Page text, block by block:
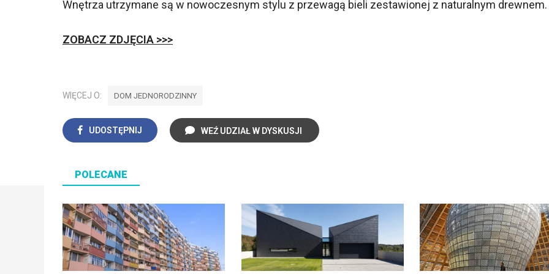
Wnętrza utrzymane są w nowoczesnym stylu z przewagą bieli zestawionej z naturalnym drewnem.
ZOBACZ ZDJĘCIA >>>
WIĘCEJ O: DOM JEDNORODZINNY
UDOSTĘPNIJ WEŹ UDZIAŁ W DYSKUSJI
POLECANE